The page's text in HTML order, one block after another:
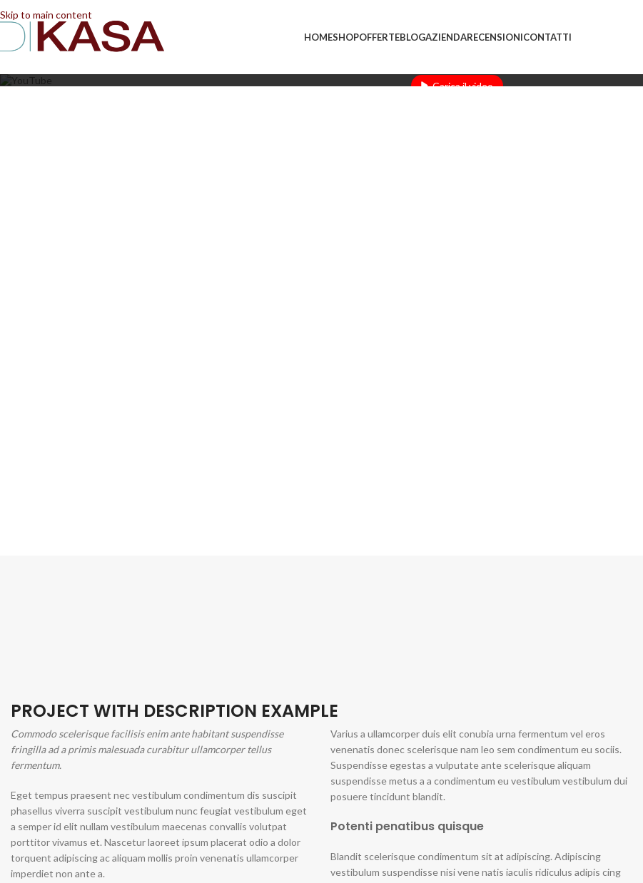
Skip to main content
HOMESHOPOFFERTEBLOGAZIENDARECENSIONICONTATTI
Carica il video
PROJECT WITH DESCRIPTION EXAMPLE
Commodo scelerisque facilisis enim ante habitant suspendisse
fringilla ad a primis malesuada curabitur ullamcorper tellus
fermentum.
Eget tempus praesent nec vestibulum condimentum dis suscipit
phasellus viverra suscipit vestibulum nunc feugiat vestibulum eget
a semper id elit nullam vestibulum maecenas convallis volutpat
porttitor vivamus et. Nascetur laoreet ipsum placerat odio a dolor
torquent adipiscing ac aliquam mollis proin venenatis ullamcorper
imperdiet non ante a.
Varius a ullamcorper duis elit conubia urna fermentum vel eros
venenatis donec scelerisque nam leo sem condimentum eu sociis.
Suspendisse egestas a vulputate ante scelerisque aliquam
suspendisse metus a a condimentum eu vestibulum vestibulum dui
posuere tincidunt blandit.
Potenti penatibus quisque
Blandit scelerisque condimentum sit at adipiscing. Adipiscing
vestibulum suspendisse nisi vene natis iaculis ridiculus adipis cing